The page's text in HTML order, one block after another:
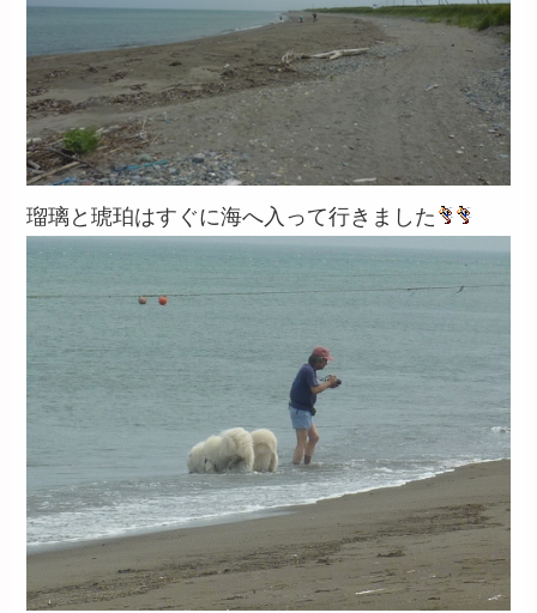
瑠璃と琥珀はすぐに海へ入って行きました